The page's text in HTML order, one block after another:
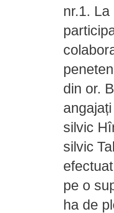
nr.1.
din or.
silvic
silvic
pe o
ha de